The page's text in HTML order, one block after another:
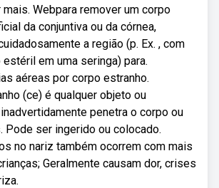
Webpara remover um corpo
da conjuntiva ou da córnea,
a região (p. Ex. , com
em uma seringa) para.
aéreas por corpo estranho.
(ce) é qualquer objeto ou
penetra o corpo ou
Pode ser ingerido ou colocado.
no nariz também ocorrem com mais
Geralmente causam dor, crises